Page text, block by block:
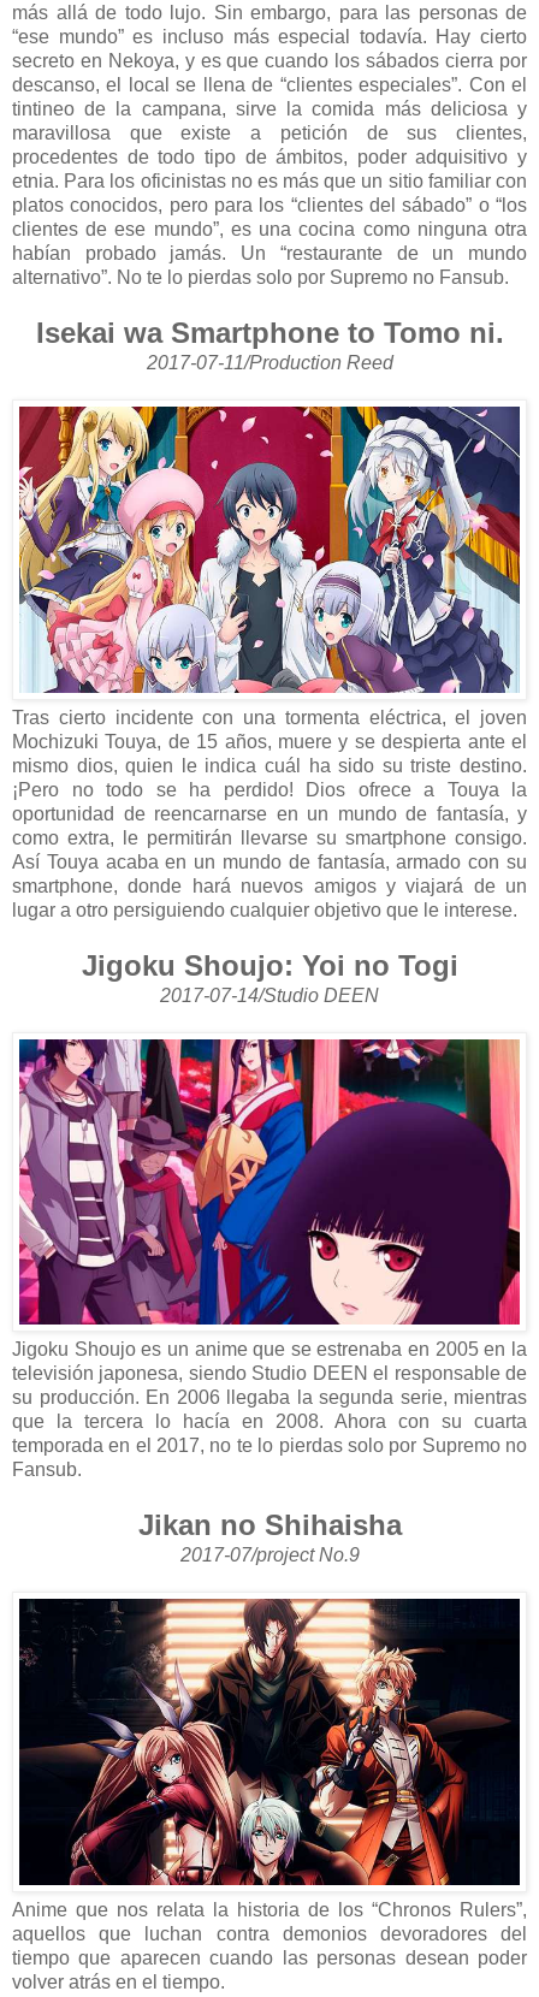
más allá de todo lujo. Sin embargo, para las personas de
“ese mundo” es incluso más especial todavía. Hay cierto
secreto en Nekoya, y es que cuando los sábados cierra por
descanso, el local se llena de “clientes especiales”. Con el
tintineo de la campana, sirve la comida más deliciosa y
maravillosa que existe a petición de sus clientes,
procedentes de todo tipo de ámbitos, poder adquisitivo y
etnia. Para los oficinistas no es más que un sitio familiar con
platos conocidos, pero para los “clientes del sábado” o “los
clientes de ese mundo”, es una cocina como ninguna otra
habían probado jamás. Un “restaurante de un mundo
alternativo”. No te lo pierdas solo por Supremo no Fansub.
Isekai wa Smartphone to Tomo ni.
2017-07-11/Production Reed
Tras cierto incidente con una tormenta eléctrica, el joven
Mochizuki Touya, de 15 años, muere y se despierta ante el
mismo dios, quien le indica cuál ha sido su triste destino.
¡Pero no todo se ha perdido! Dios ofrece a Touya la
oportunidad de reencarnarse en un mundo de fantasía, y
como extra, le permitirán llevarse su smartphone consigo.
Así Touya acaba en un mundo de fantasía, armado con su
smartphone, donde hará nuevos amigos y viajará de un
lugar a otro persiguiendo cualquier objetivo que le interese.
Jigoku Shoujo: Yoi no Togi
2017-07-14/Studio DEEN
Jigoku Shoujo es un anime que se estrenaba en 2005 en la
televisión japonesa, siendo Studio DEEN el responsable de
su producción. En 2006 llegaba la segunda serie, mientras
que la tercera lo hacía en 2008. Ahora con su cuarta
temporada en el 2017, no te lo pierdas solo por Supremo no
Fansub.
Jikan no Shihaisha
2017-07/project No.9
Anime que nos relata la historia de los “Chronos Rulers”,
aquellos que luchan contra demonios devoradores del
tiempo que aparecen cuando las personas desean poder
volver atrás en el tiempo.